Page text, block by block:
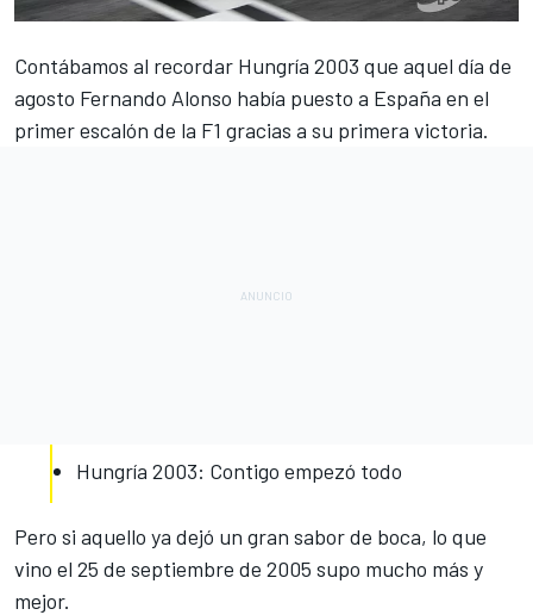
Contábamos al recordar Hungría 2003 que aquel día de
agosto Fernando Alonso había puesto a España en el
primer escalón de la F1 gracias a su primera victoria.
Hungría 2003: Contigo empezó todo
Pero si aquello ya dejó un gran sabor de boca, lo que
vino el 25 de septiembre de 2005 supo mucho más y
mejor.